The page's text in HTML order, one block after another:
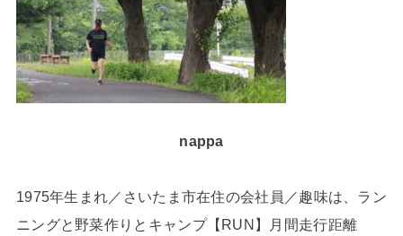
nappa
1975年生まれ／さいたま市在住の会社員／趣味は、ラン
ニングと野菜作りとキャンプ【RUN】月間走行距離